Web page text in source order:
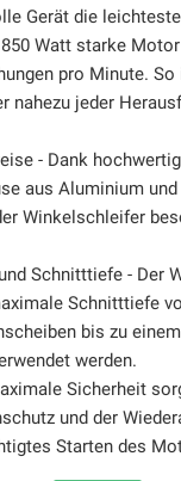
Gerät die
Watt starke
pro Minute.
nahezu jeder
- Dank
aus Aluminium
Winkelschleifer
Schnitttiefe - Der
Schnitttiefe
bis zu
werden.
Sicherheit
und der
Starten des